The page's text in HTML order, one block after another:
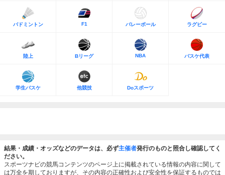
バドミントン F1 バレーボール ラグビー
陸上 Bリーグ NBA バスケ代表
学生バスケ 他競技 Doスポーツ
結果・成績・オッズなどのデータは、必ず主催者発行のものと照合し確認してく
ださい。
スポーツナビの競馬コンテンツのページ上に掲載されている情報の内容に関して
は万全を期しておりますが、その内容の正確性および安全性を保証するものでは